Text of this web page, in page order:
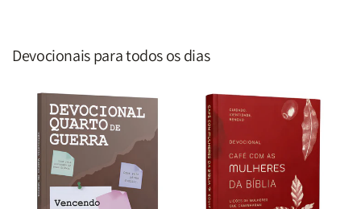
Devocionais para todos os dias